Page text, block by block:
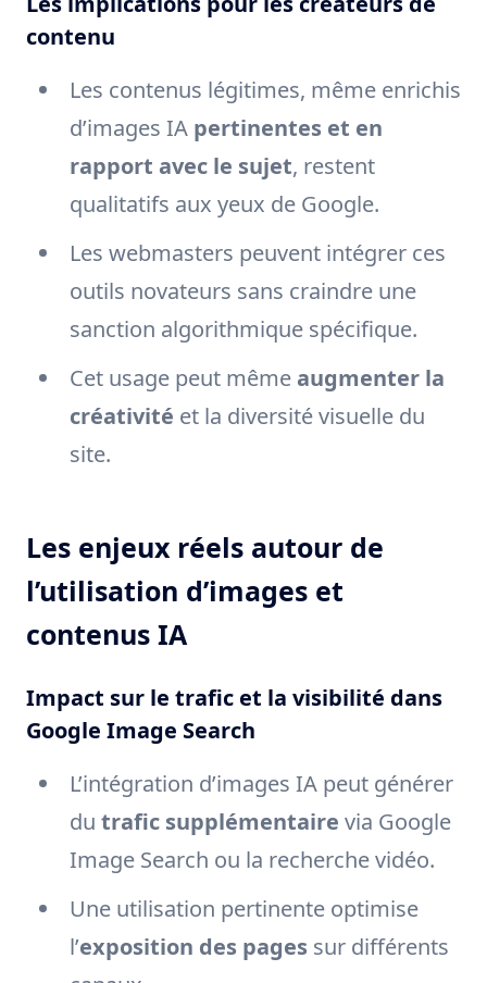
contenu
Les contenus légitimes, même enrichis
d’images IA pertinentes et en
rapport avec le sujet, restent
qualitatifs aux yeux de Google.
Les webmasters peuvent intégrer ces
outils novateurs sans craindre une
sanction algorithmique spécifique.
Cet usage peut même augmenter la
créativité et la diversité visuelle du
site.
Les enjeux réels autour de
l’utilisation d’images et
contenus IA
Impact sur le trafic et la visibilité dans
Google Image Search
L’intégration d’images IA peut générer
du trafic supplémentaire via Google
Image Search ou la recherche vidéo.
Une utilisation pertinente optimise
l’exposition des pages sur différents